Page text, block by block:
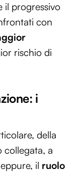
il progressivo
con
rischio di
i
della
collegata, a
il ruolo